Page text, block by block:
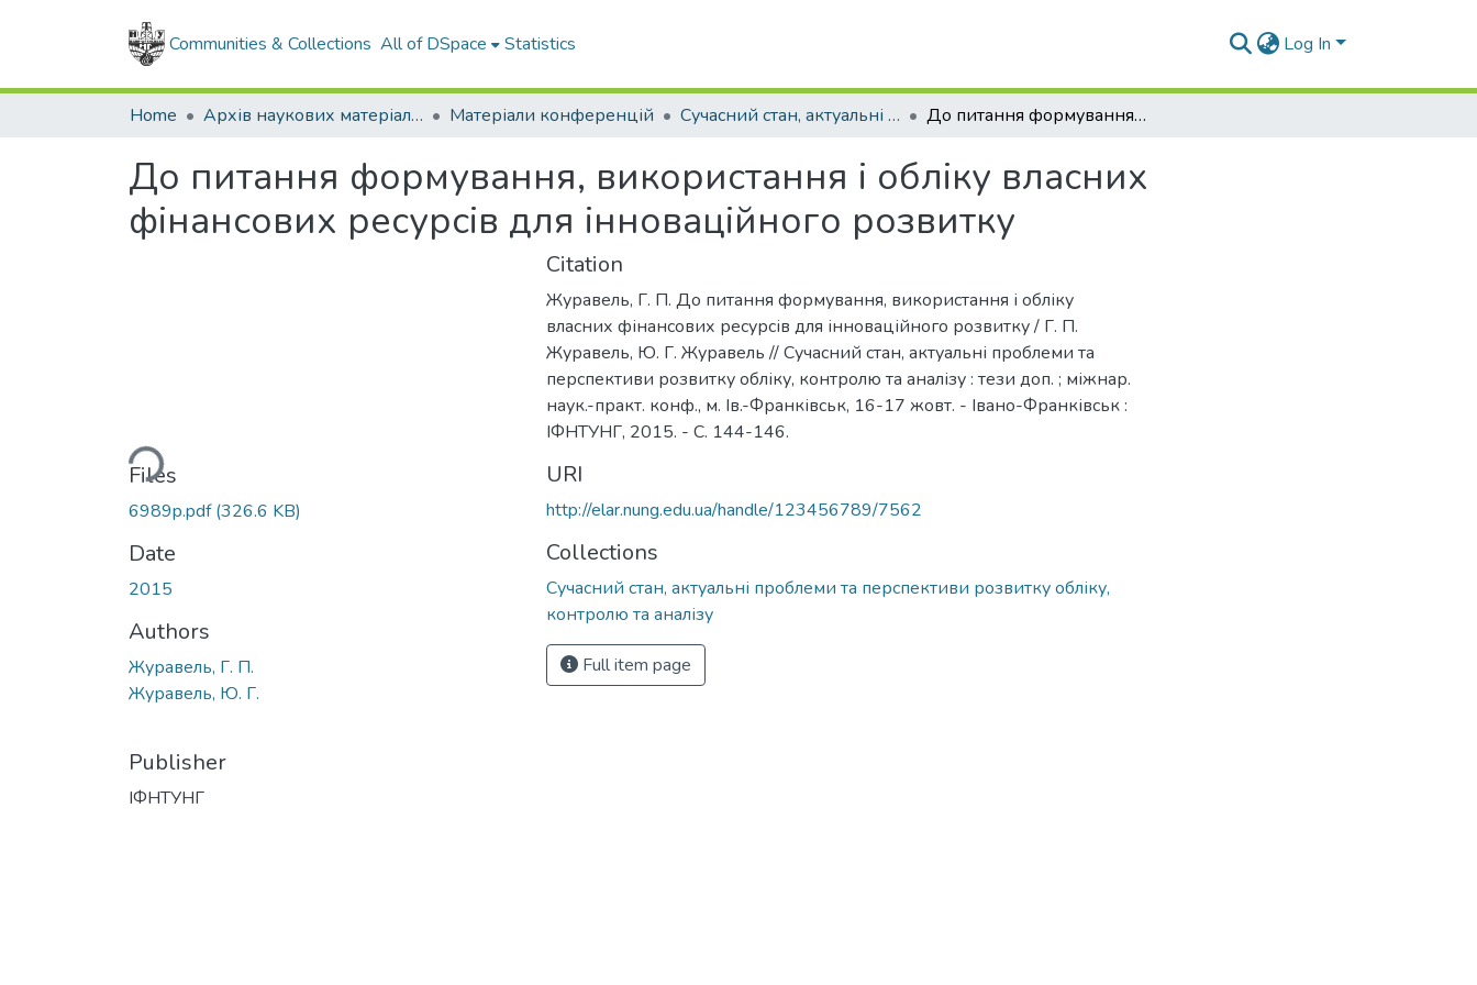
Communities & Collections All of DSpace Statistics Log In
Home Архів наукових матеріалів Матеріали конференцій Сучасний стан, актуальні проблеми та перспективи розвитку обліку, контролю та аналізу До питання формування, використання і обліку власних фінансових ресурсів для інноваційного розвитку
До питання формування, використання і обліку власних
фінансових ресурсів для інноваційного розвитку
Loading...
Files
6989p.pdf(326.6 KB)
Date
2015
Authors
Журавель, Г. П.
Журавель, Ю. Г.
Publisher
ІФНТУНГ
Citation
Журавель, Г. П. До питання формування, використання і обліку
власних фінансових ресурсів для інноваційного розвитку / Г. П.
Журавель, Ю. Г. Журавель // Сучасний стан, актуальні проблеми та
перспективи розвитку обліку, контролю та аналізу : тези доп. ; міжнар.
наук.-практ. конф., м. Ів.-Франківськ, 16-17 жовт. - Івано-Франківськ :
ІФНТУНГ, 2015. - С. 144-146.
URI
http://elar.nung.edu.ua/handle/123456789/7562
Collections
Сучасний стан, актуальні проблеми та перспективи розвитку обліку,
контролю та аналізу
Full item page